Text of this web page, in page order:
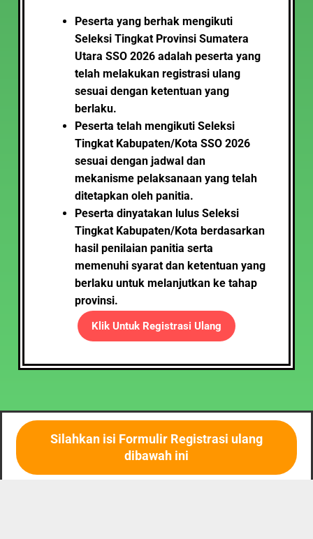
Peserta yang berhak mengikuti
Seleksi Tingkat Provinsi Sumatera
Utara SSO 2026 adalah peserta yang
telah melakukan registrasi ulang
sesuai dengan ketentuan yang
berlaku.
Peserta telah mengikuti Seleksi
Tingkat Kabupaten/Kota SSO 2026
sesuai dengan jadwal dan
mekanisme pelaksanaan yang telah
ditetapkan oleh panitia.
Peserta dinyatakan lulus Seleksi
Tingkat Kabupaten/Kota berdasarkan
hasil penilaian panitia serta
memenuhi syarat dan ketentuan yang
berlaku untuk melanjutkan ke tahap
provinsi.
Klik Untuk Registrasi Ulang
Silahkan isi Formulir Registrasi ulang
dibawah ini